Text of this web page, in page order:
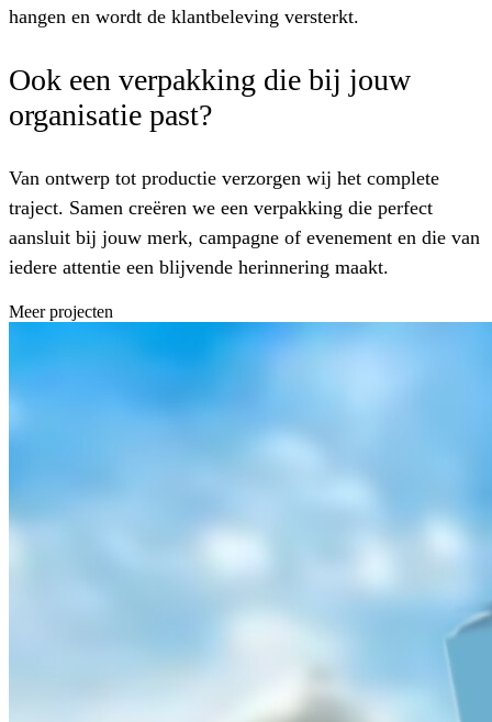
hangen en wordt de klantbeleving versterkt.
Ook een verpakking die bij jouw
organisatie past?
Van ontwerp tot productie verzorgen wij het complete
traject. Samen creëren we een verpakking die perfect
aansluit bij jouw merk, campagne of evenement en die van
iedere attentie een blijvende herinnering maakt.
Meer projecten